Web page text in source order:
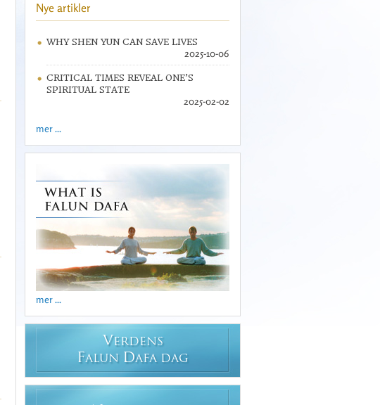
Nye artikler
WHY SHEN YUN CAN SAVE LIVES
2025-10-06
CRITICAL TIMES REVEAL ONE’S
SPIRITUAL STATE
2025-02-02
mer ...
mer ...
VERDENS
FALUN DAFA DAG